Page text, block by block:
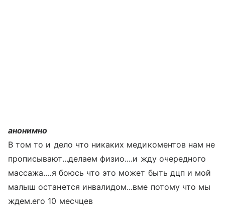
анонимно
В том то и дело что никаких медикоментов нам не
прописывают...делаем физио....и жду очередного
массажа....я боюсь что это может быть дцп и мой
малыш останется инвалидом...вме потому что мы
ждем.его 10 месчцев